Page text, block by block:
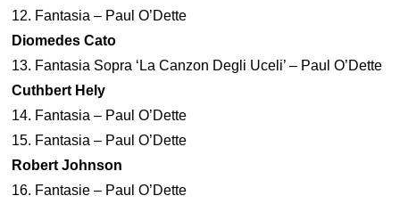
12. Fantasia – Paul O’Dette
Diomedes Cato
13. Fantasia Sopra ‘La Canzon Degli Uceli’ – Paul O’Dette
Cuthbert Hely
14. Fantasia – Paul O’Dette
15. Fantasia – Paul O’Dette
Robert Johnson
16. Fantasie – Paul O’Dette